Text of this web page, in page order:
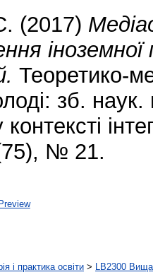
(2017)
Теоретико-
зб.
№ 21.
Preview
і практика освіти > LB2300 Вища